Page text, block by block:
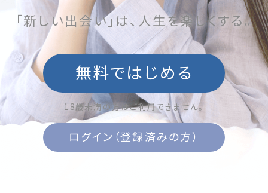
「新しい出会い」は、人生を楽しくする。
無料ではじめる
18歳未満の方はご利用できません。
ログイン（登録済みの方）